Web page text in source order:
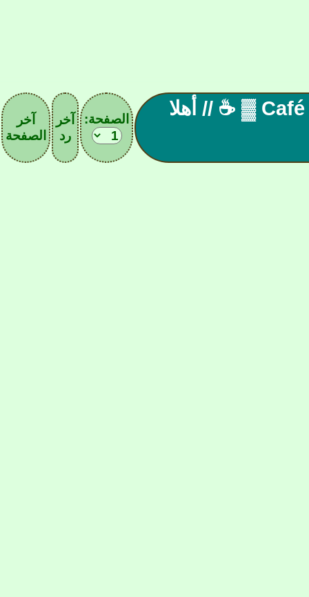
▓ المقهـ| 140|ے الآسيـويے Café ▓ ☕ // أهلا الصفحة:
آخر
رد
آخر
الصفحة